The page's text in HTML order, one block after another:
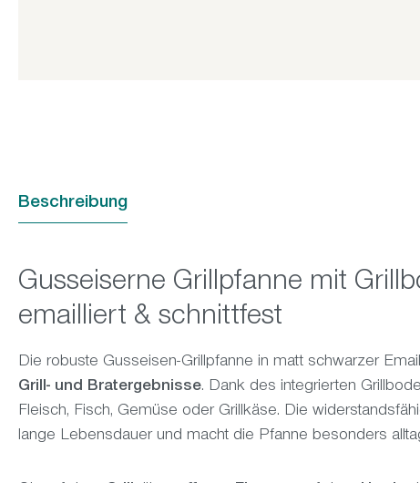
Beschreibung
Gusseiserne Grillpfanne mit
emailliert & schnittfest
Die robuste Gusseisen-Grillpfanne in matt schwarzer
Grill- und Bratergebnisse. Dank des integrierten
Fleisch, Fisch, Gemüse oder Grillkäse. Die
lange Lebensdauer und macht die Pfanne besonders